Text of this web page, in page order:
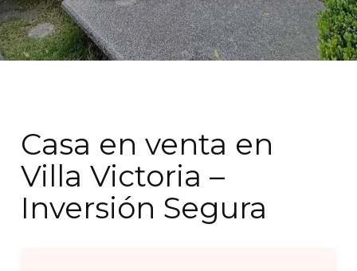
Casa en venta en
Villa Victoria –
Inversión Segura